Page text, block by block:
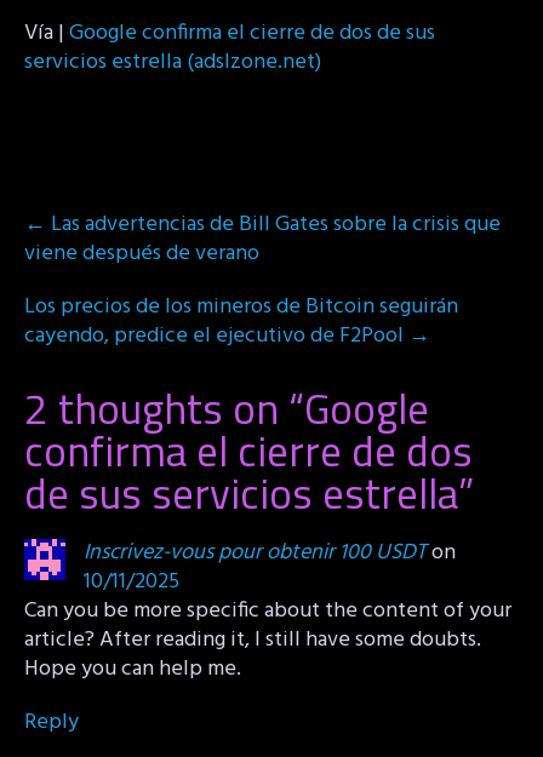
Vía |Google confirma el cierre de dos de sus
servicios estrella (adslzone.net)
Post
navigation
← Las advertencias de Bill Gates sobre la crisis que
viene después de verano
Los precios de los mineros de Bitcoin seguirán
cayendo, predice el ejecutivo de F2Pool →
2 thoughts on “Google
confirma el cierre de dos
de sus servicios estrella”
Inscrivez-vous pour obtenir 100 USDTon
10/11/2025
Can you be more specific about the content of your
article? After reading it, I still have some doubts.
Hope you can help me.
Reply